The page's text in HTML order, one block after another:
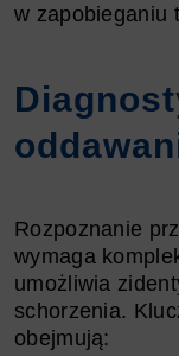
w zapobieganiu
Rozpoznanie
wymaga
umożliwia
schorzenia.
obejmują: